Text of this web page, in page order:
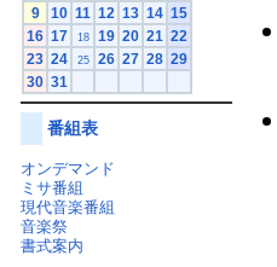
9
10 11 12 13 14 15
16 17 18 19 20 21 22
23 24 25 26 27 28 29
30 31
番組表
オンデマンド
ミサ番組
現代音楽番組
音楽祭
書式案内